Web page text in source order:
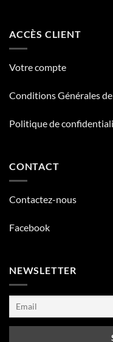
ACCÈS CLIENT
Votre compte
Conditions Générales
Politique de
CONTACT
Contactez-nous
Facebook
NEWSLETTER